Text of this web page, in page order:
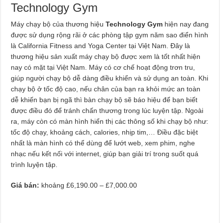
Technology Gym
Máy chạy bộ của thương hiệuTechnology Gym hiện nay đang
được sử dụng rộng rãi ở các phòng tập gym năm sao điển hình
là California Fitness and Yoga Center tại Việt Nam. Đây là
thương hiệu sản xuất máy chạy bộ được xem là tốt nhất hiện
nay có mặt tại Việt Nam. Máy có cơ chế hoạt động trơn tru,
giúp người chạy bộ dễ dàng điều khiển và sử dụng an toàn. Khi
chạy bộ ở tốc độ cao, nếu chân của bạn ra khỏi mức an toàn
dễ khiến bạn bị ngã thì bàn chạy bộ sẽ báo hiệu để bạn biết
được điều đó để tránh chấn thương trong lúc luyện tập. Ngoài
ra, máy còn có màn hình hiển thị các thông số khi chạy bộ như:
tốc độ chạy, khoảng cách, calories, nhịp tim,… Điều đặc biệt
nhất là màn hình có thể dùng để lướt web, xem phim, nghe
nhạc nếu kết nối với internet, giúp bạn giải trí trong suốt quá
trình luyện tập.
Giá bán: khoảng £6,190.00 – £7,000.00